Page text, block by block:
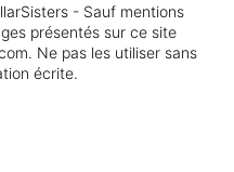
- Sauf mentions
présentés sur ce site
Ne pas les utiliser sans
écrite.